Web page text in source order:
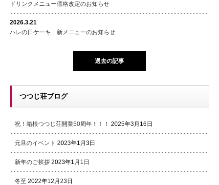
ドリンクメニュー価格改定のお知らせ
2026.3.21
ハレの日ケーキ 新メニューのお知らせ
過去の記事
つつじ荘ブログ
祝！箱根つつじ荘開業50周年！！！ 2025年3月16日
元旦のイベント 2023年1月3日
新年のご挨拶 2023年1月1日
冬至 2022年12月23日